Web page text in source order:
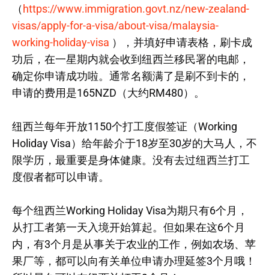
（ https://www.immigration.govt.nz/new-zealand-
visas/apply-for-a-visa/about-visa/malaysia-
working-holiday-visa ），并填好申请表格，刷卡成
功后，在一星期内就会收到纽西兰移民署的电邮，
确定你申请成功啦。通常名额满了是刷不到卡的，
申请的费用是165NZD（大约RM480）。
纽西兰每年开放1150个打工度假签证（Working
Holiday Visa）给年龄介于18岁至30岁的大马人，不
限学历，最重要是身体健康。没有去过纽西兰打工
度假者都可以申请。
每个纽西兰Working Holiday Visa为期只有6个月，
从打工者第一天入境开始算起。但如果在这6个月
内，有3个月是从事关于农业的工作，例如农场、苹
果厂等，都可以向有关单位申请办理延签3个月哦！